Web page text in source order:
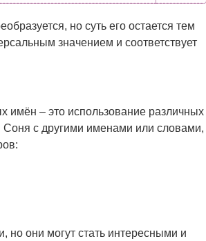
но суть его остается тем
значением и соответствует
имён – это использование различных
с другими именами или словами,
они могут стать интересными и